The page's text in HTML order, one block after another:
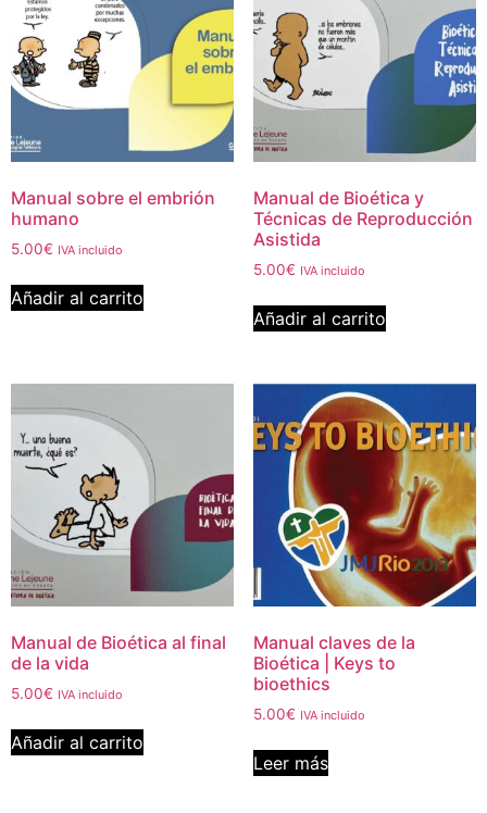
Manual sobre el embrión
humano
5.00€ IVA incluido
Añadir al carrito
Manual de Bioética y
Técnicas de Reproducción
Asistida
5.00€ IVA incluido
Añadir al carrito
Manual de Bioética al final
de la vida
5.00€ IVA incluido
Añadir al carrito
Manual claves de la
Bioética | Keys to
bioethics
5.00€ IVA incluido
Leer más